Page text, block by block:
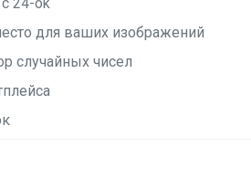
для ваших изображений
случайных чисел